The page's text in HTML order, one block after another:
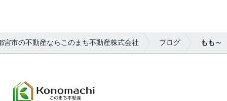
宮市の不動産ならこのまち不動産株式会社 ブログ もも～